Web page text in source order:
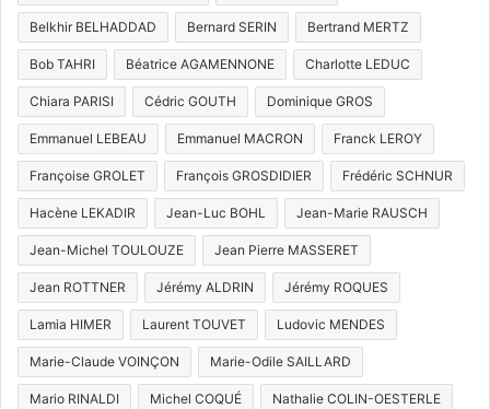
Belkhir BELHADDAD Bernard SERIN Bertrand MERTZ
Bob TAHRI Béatrice AGAMENNONE Charlotte LEDUC
Chiara PARISI Cédric GOUTH Dominique GROS
Emmanuel LEBEAU Emmanuel MACRON Franck LEROY
Françoise GROLET François GROSDIDIER Frédéric SCHNUR
Hacène LEKADIR Jean-Luc BOHL Jean-Marie RAUSCH
Jean-Michel TOULOUZE Jean Pierre MASSERET
Jean ROTTNER Jérémy ALDRIN Jérémy ROQUES
Lamia HIMER Laurent TOUVET Ludovic MENDES
Marie-Claude VOINÇON Marie-Odile SAILLARD
Mario RINALDI Michel COQUÉ Nathalie COLIN-OESTERLE